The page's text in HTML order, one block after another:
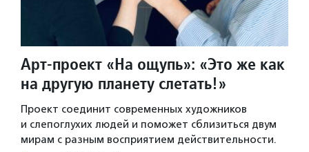
Арт-проект «На ощупь»: «Это же как
на другую планету слетать!»
Проект соединит современных художников
и слепоглухих людей и поможет сблизиться двум
мирам с разным восприятием действительности.